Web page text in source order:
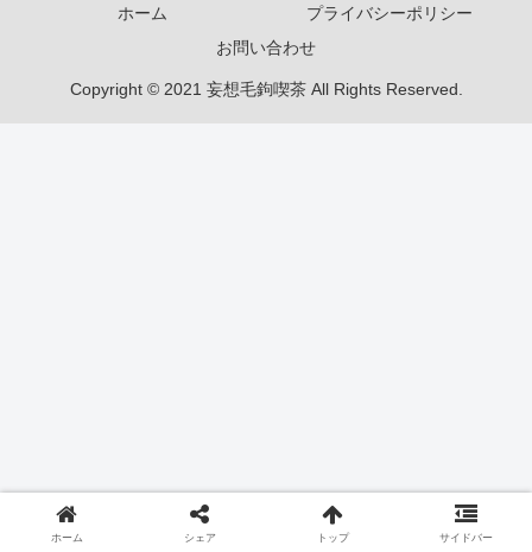
ホーム
プライバシーポリシー
お問い合わせ
Copyright © 2021 妄想毛鉤喫茶 All Rights Reserved.
ホーム シェア トップ サイドバー